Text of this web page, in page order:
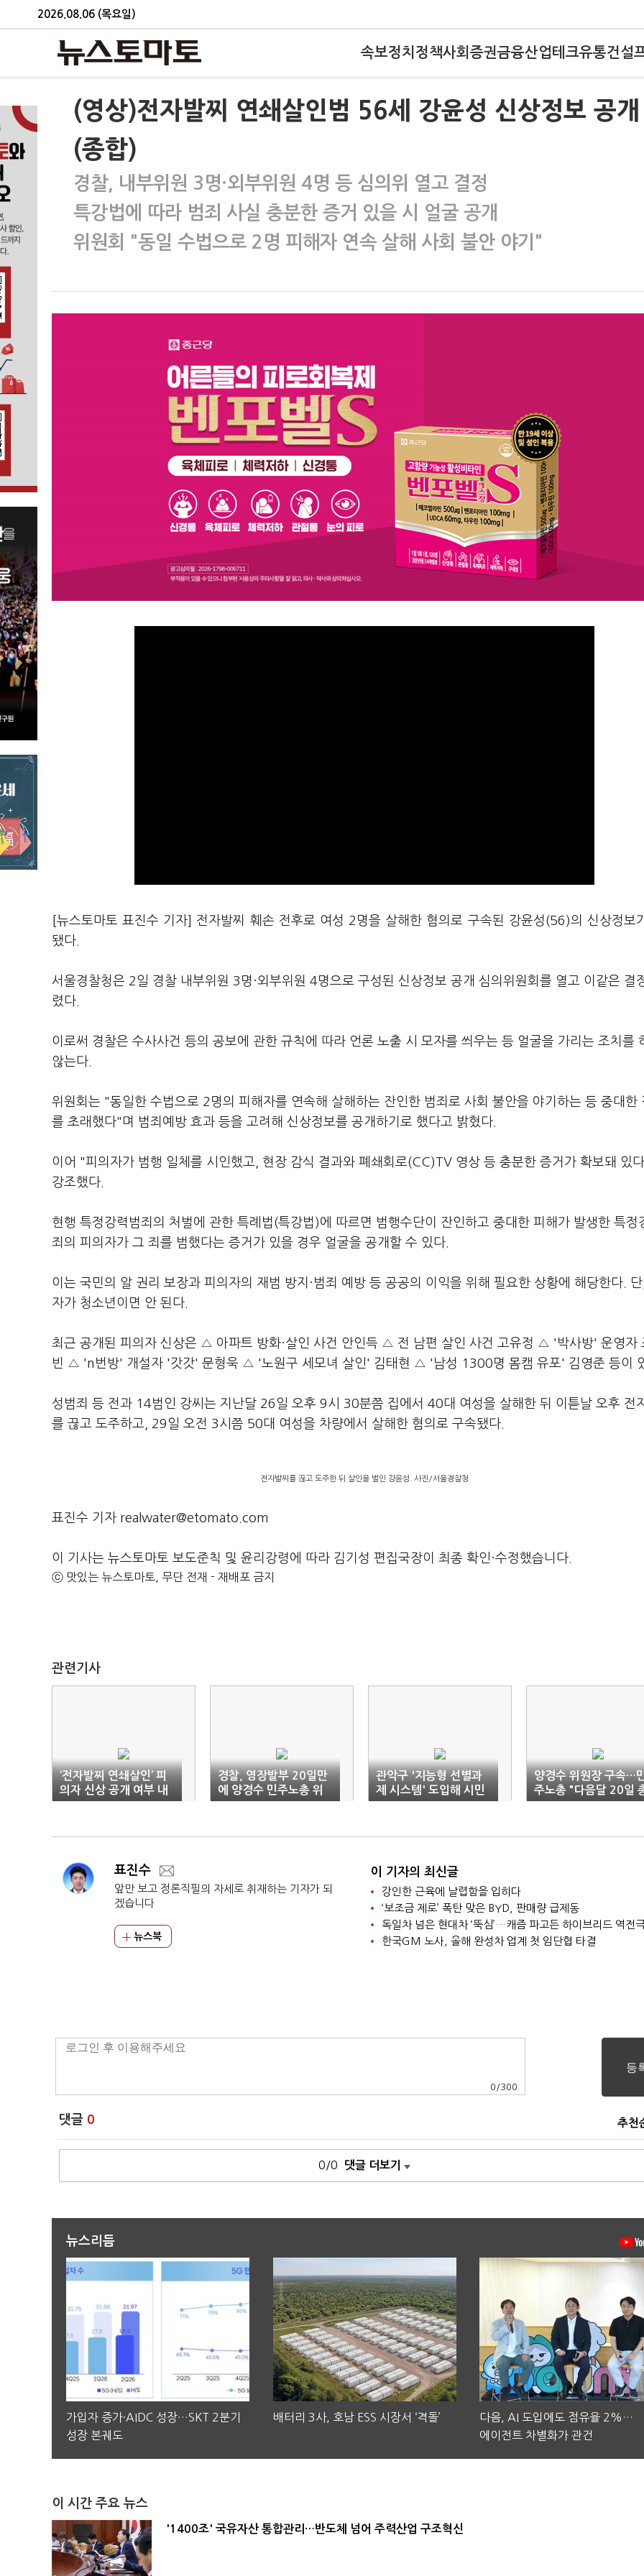
2026.08.06 (목요일)
속보정치 정책사회 증권금융산업테크유통건설
(영상)전자발찌 연쇄살인범 56세 강윤성 신상정보 공개
(종합)
경찰, 내부위원 3명·외부위원 4명 등 심의위 열고 결정
특강법에 따라 범죄 사실 충분한 증거 있을 시 얼굴 공개
위원회 "동일 수법으로 2명 피해자 연속 살해 사회 불안 야기"
[뉴스토마토 표진수 기자] 전자발찌 훼손 전후로 여성 2명을 살해한 혐의로 구속된 강윤성(56)의 신상정보
됐다.
서울경찰청은 2일 경찰 내부위원 3명·외부위원 4명으로 구성된 신상정보 공개 심의위원회를 열고 이같은 결
렸다.
이로써 경찰은 수사사건 등의 공보에 관한 규칙에 따라 언론 노출 시 모자를 씌우는 등 얼굴을 가리는 조치를
않는다.
위원회는 "동일한 수법으로 2명의 피해자를 연속해 살해하는 잔인한 범죄로 사회 불안을 야기하는 등 중대한
를 초래했다"며 범죄예방 효과 등을 고려해 신상정보를 공개하기로 했다고 밝혔다.
이어 "피의자가 범행 일체를 시인했고, 현장 감식 결과와 폐쇄회로(CC)TV 영상 등 충분한 증거가 확보돼 있
강조했다.
현행 특정강력범죄의 처벌에 관한 특례법(특강법)에 따르면 범행수단이 잔인하고 중대한 피해가 발생한 특정
죄의 피의자가 그 죄를 범했다는 증거가 있을 경우 얼굴을 공개할 수 있다.
이는 국민의 알 권리 보장과 피의자의 재범 방지·범죄 예방 등 공공의 이익을 위해 필요한 상황에 해당한다.
자가 청소년이면 안 된다.
최근 공개된 피의자 신상은 △ 아파트 방화·살인 사건 안인득 △ 전 남편 살인 사건 고유정 △ '박사방' 운영자
빈 △ 'n번방' 개설자 '갓갓' 문형욱 △ '노원구 세모녀 살인' 김태현 △ '남성 1300명 몸캠 유포' 김영준 등이
성범죄 등 전과 14범인 강씨는 지난달 26일 오후 9시 30분쯤 집에서 40대 여성을 살해한 뒤 이튿날 오후 전
를 끊고 도주하고, 29일 오전 3시쯤 50대 여성을 차량에서 살해한 혐의로 구속됐다.
전자발찌를 끊고 도주한 뒤 살인을 벌인 강윤성. 사진/서울경찰청
표진수 기자 realwater@etomato.com
이 기사는 뉴스토마토 보도준칙 및 윤리강령에 따라 김기성 편집국장이 최종 확인·수정했습니다.
ⓒ 맛있는 뉴스토마토, 무단 전재 - 재배포 금지
관련기사
‘전자발찌 연쇄살인’ 피
의자 신상 공개 여부 내
일 결정
경찰, 영장발부 20일만
에 양경수 민주노총 위
원장 구속
관악구 '지능형 선별과
제 시스템' 도입해 시민
들 지킨다
양경수 위원장 구속…
주노총 "다음달 20일
파업"
표진수
앞만 보고 정론직필의 자세로 취재하는 기자가 되
겠습니다
뉴스북
이 기자의 최신글
강인한 근육에 날렵함을 입히다
‘보조금 제로’ 폭탄 맞은 BYD, 판매량 급제동
독일차 넘은 현대차 ‘뚝심’…캐즘 파고든 하이브리드 역전
한국GM 노사, 올해 완성차 업계 첫 임단협 타결
0 /300
댓글 0 추천
0/0 댓글 더보기
뉴스리듬
가입자 증가·AIDC 성장…SKT 2분기
성장 본궤도
배터리 3사, 호남 ESS 시장서 ‘격돌’
다음, AI 도입에도 점유율 2%…
에이전트 차별화가 관건
이 시간 주요 뉴스
'1400조' 국유자산 통합관리…반도체 넘어 주력산업 구조혁신